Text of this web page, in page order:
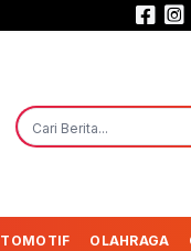
Sekolah Rakyat
OLAHRAGA